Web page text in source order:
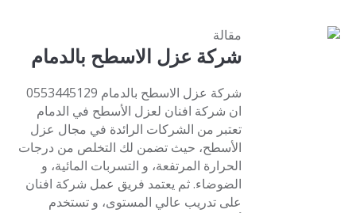
مقالة
شركة عزل الاسطح بالدمام
شركة عزل الاسطح بالدمام 0553445129
ان شركة افنان لعزل الأسطح في الدمام
تعتبر من الشركات الرائدة في مجال عزل
الأسطح، حيث تضمن لك التخلص من درجات
الحرارة المرتفعة، و التسربات المائية، و
الضوضاء. ثم يعتمد فريق عمل شركة افنان
على تدريب عالي المستوى، و تستخدم